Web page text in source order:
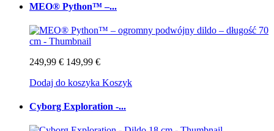
MEO® Python™ –...
249,99 € 149,99 €
Dodaj do koszyka Koszyk
Cyborg Exploration -...